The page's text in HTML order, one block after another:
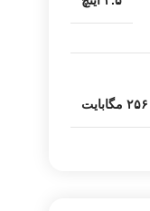
۲۵۶ مگابایت